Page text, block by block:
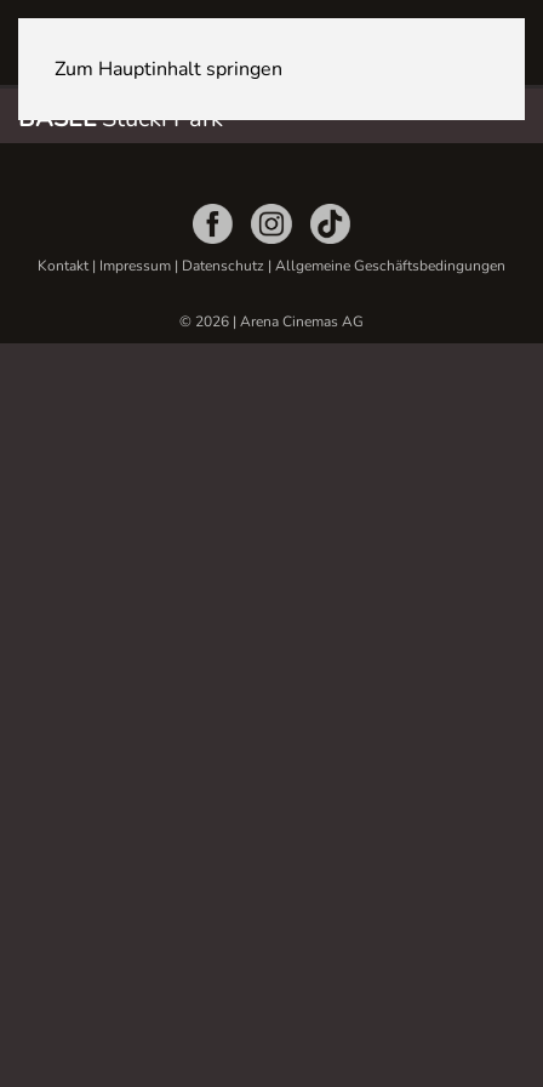
Zum Hauptinhalt springen
BASELStücki Park
Kontakt| Impressum | Datenschutz | Allgemeine Geschäftsbedingungen
© 2026 | Arena Cinemas AG